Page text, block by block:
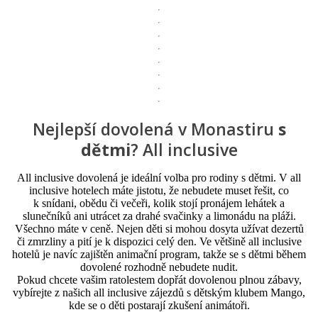
Nejlepší dovolená v Monastiru s
dětmi? All inclusive
All inclusive dovolená je ideální volba pro rodiny s dětmi. V all
inclusive hotelech máte jistotu, že nebudete muset řešit, co
k snídani, obědu či večeři, kolik stojí pronájem lehátek a
slunečníků ani utrácet za drahé svačinky a limonádu na pláži.
Všechno máte v ceně. Nejen děti si mohou dosyta užívat dezertů
či zmrzliny a pití je k dispozici celý den. Ve většině all inclusive
hotelů je navíc zajištěn animační program, takže se s dětmi během
dovolené rozhodně nebudete nudit.
Pokud chcete vašim ratolestem dopřát dovolenou plnou zábavy,
vybírejte z našich all inclusive zájezdů s dětským klubem Mango,
kde se o děti postarají zkušení animátoři.